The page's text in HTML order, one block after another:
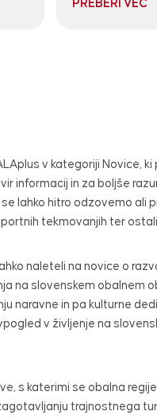
PREBERI VEČ
v kategoriji Novice,
informacij in za boljše
lahko hitro odzovemo ali
tekmovanjih ter
naleteli na novice o
na slovenskem obalnem
naravne in pa kulturne
v življenje na
s katerimi se obalna
trajnostnega